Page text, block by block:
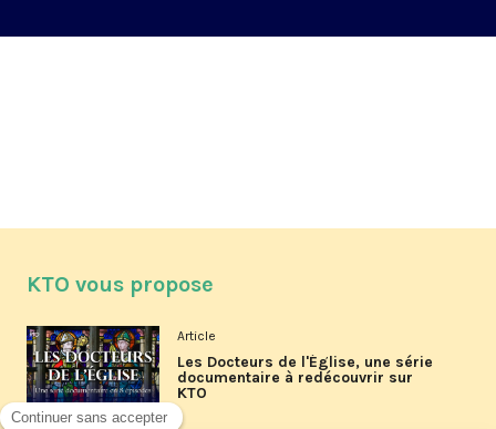
KTO vous propose
Article
Les Docteurs de l'Église, une série
documentaire à redécouvrir sur
KTO